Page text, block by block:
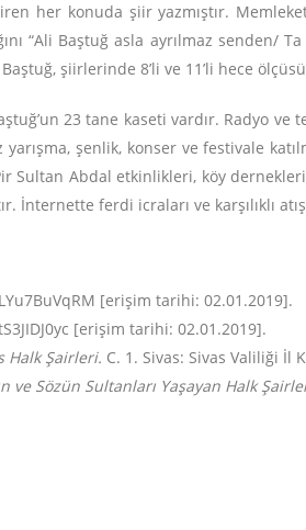
her konuda şiir yazmıştır.
“Ali Baştuğ asla ayrılmaz senden/
şiirlerinde 8’li ve 11’li hece
23 tane kaseti vardır. Radyo
yarışma, şenlik, konser ve festivale
Sultan Abdal etkinlikleri, köy
İnternette ferdi icraları ve karşılıklı
[erişim tarihi: 02.01.2019].
[erişim tarihi: 02.01.2019].
Halk Şairleri. C. 1. Sivas: Sivas Valiliği İl
ve Sözün Sultanları Yaşayan Halk